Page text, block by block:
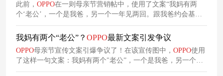
此前， OPPO在一则母亲节营销帖中，使用了文案“我妈有两
个‘老公’，一个是我爸，另一个一年见两回。跟我爸约会基本
不打扮，见另一个，她恨不得穿婚纱”，并配图一个女性在演艺
场馆前举起灯牌的照片。该文案被不少网友指责价值观有问
题。昨日下午，
紧急发文道歉了！
我妈有两个“老公”？ OPPO最新文案引发争议
OPPO母亲节宣传文案引爆争议了！在该宣传图中， OPPO使用
了这样一句文案：我妈有两个"老公”，一个是我爸，另一个一
年见两回，跟我爸约会基本不打扮，见另一个，她恨不得穿婚